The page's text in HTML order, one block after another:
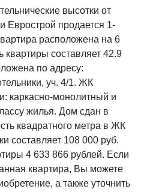
высотки от
Еврострой продается 1-
расположена на 6
составляет 42.9
по адресу:
уч. 4/1. ЖК
каркасно-монолитный и
жилья. Дом сдан в
квадратного метра в ЖК
составляет 108 000 руб.
4 633 866 рублей. Если
квартира, Вы можете
а также уточнить